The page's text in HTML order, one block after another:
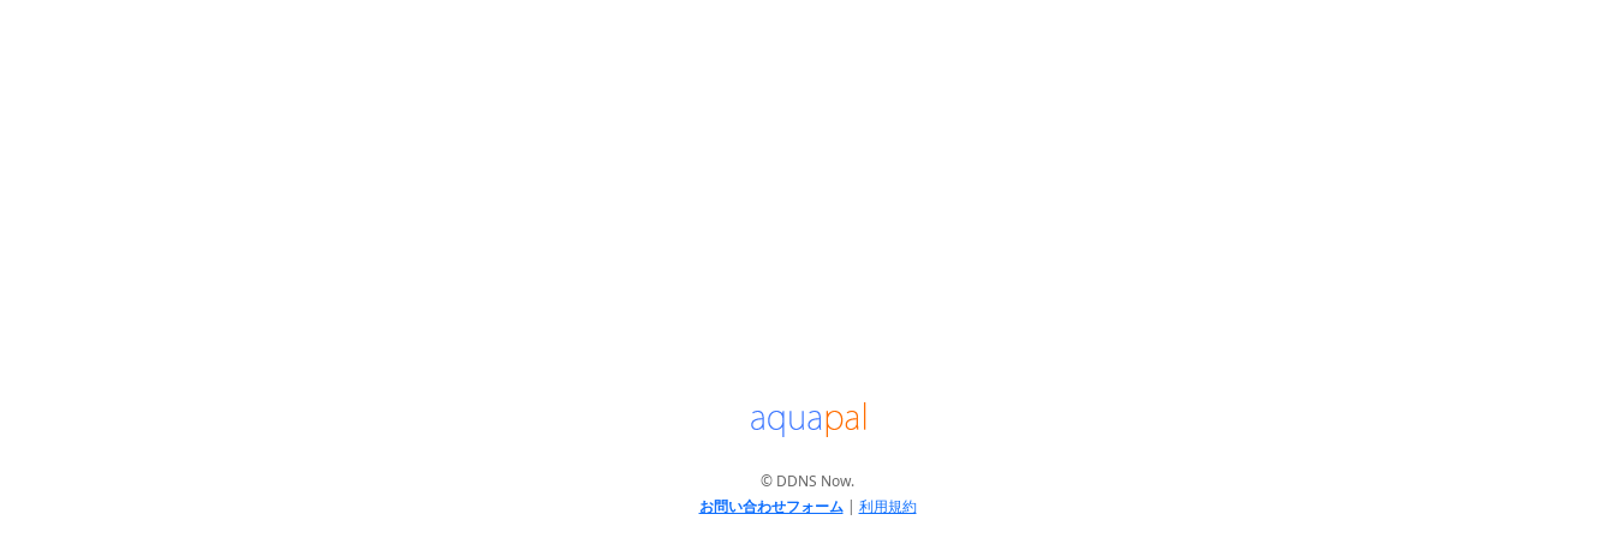
© DDNS Now.
お問い合わせフォーム| 利用規約